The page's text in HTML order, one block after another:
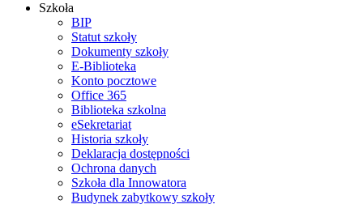
Szkoła
BIP
Statut szkoły
Dokumenty szkoły
E-Biblioteka
Konto pocztowe
Office 365
Biblioteka szkolna
eSekretariat
Historia szkoły
Deklaracja dostępności
Ochrona danych
Szkoła dla Innowatora
Budynek zabytkowy szkoły